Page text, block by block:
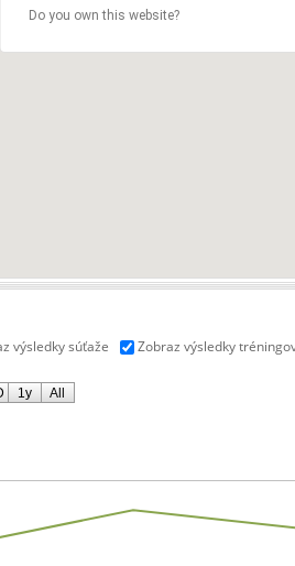
Do you own this website?
výsledky súťaže
Zobraz výsledky
1y All